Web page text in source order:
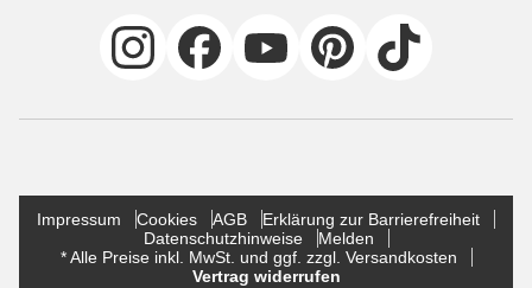
Impressum Cookies AGB
Erklärung zur Barrierefreiheit
Datenschutzhinweise
Melden
* Alle Preise inkl. MwSt. und ggf. zzgl. Versandkosten
Vertrag widerrufen